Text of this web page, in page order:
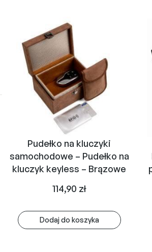
Pudełko na kluczyki
samochodowe – Pudełko na
kluczyk keyless – Brązowe
114,90 zł
Dodaj do koszyka